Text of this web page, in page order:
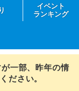
イベント
ランキング
一部、昨年の情
ださい。